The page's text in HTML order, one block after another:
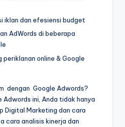
iklan dan efesiensi budget
AdWords di beberapa
online & Google
dengan Google Adwords?
Adwords ini, Anda tidak hanya
Digital Marketing dan cara
cara analisis kinerja dan